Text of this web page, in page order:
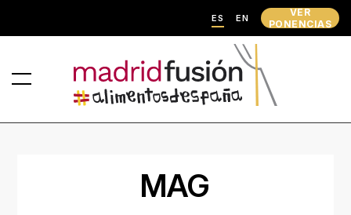
ES EN
VER
PONENCIAS
MAG